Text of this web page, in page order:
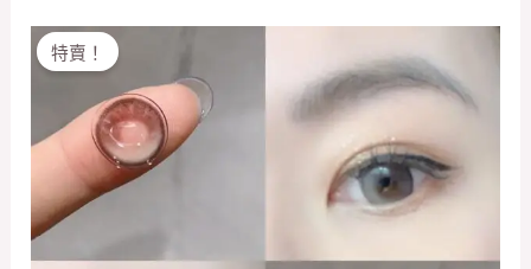
特賣！
price
was:
$200.00. $50.00.
DOUBLEFISHPIG
星
灰
14.5mm
quantity